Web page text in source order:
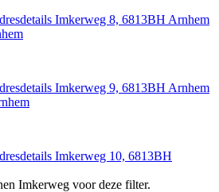
Imkerweg 8, 6813BH Arnhem
Imkerweg 9, 6813BH Arnhem
Imkerweg 10, 6813BH
Imkerweg voor deze filter.